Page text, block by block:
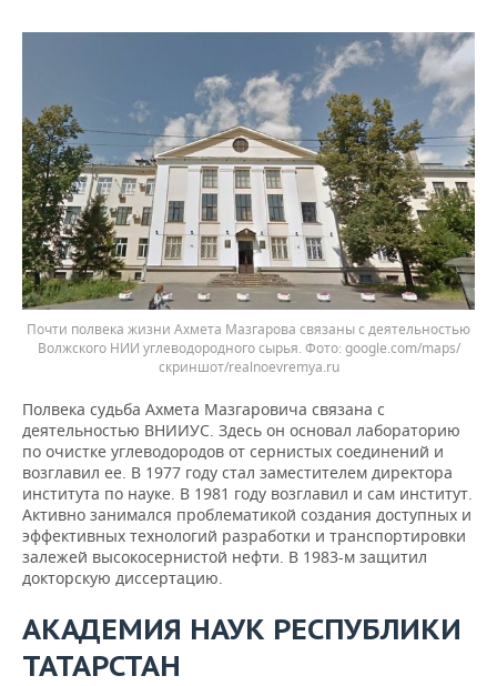
Почти полвека жизни Ахмета Мазгарова связаны с деятельностью
Волжского НИИ углеводородного сырья. Фото: google.com/maps/
скриншот/realnoevremya.ru
Полвека судьба Ахмета Мазгаровича связана с
деятельностью ВНИИУС. Здесь он основал лабораторию
по очистке углеводородов от сернистых соединений и
возглавил ее. В 1977 году стал заместителем директора
института по науке. В 1981 году возглавил и сам институт.
Активно занимался проблематикой создания доступных и
эффективных технологий разработки и транспортировки
залежей высокосернистой нефти. В 1983-м защитил
докторскую диссертацию.
АКАДЕМИЯ НАУК РЕСПУБЛИКИ
ТАТАРСТАН